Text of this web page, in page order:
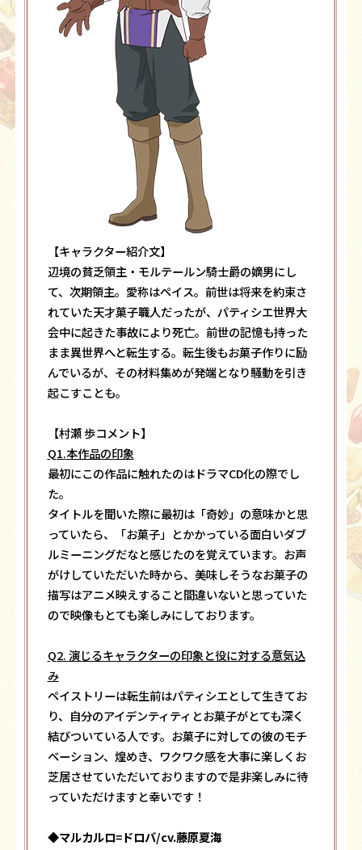
【キャラクター紹介文】
辺境の貧乏領主・モルテールン騎士爵の嫡男にし
て、次期領主。愛称はペイス。前世は将来を約束さ
れていた天才菓子職人だったが、パティシエ世界大
会中に起きた事故により死亡。前世の記憶も持った
まま異世界へと転生する。転生後もお菓子作りに励
んでいるが、その材料集めが発端となり騒動を引き
起こすことも。
【村瀬 歩コメント】
Q1.本作品の印象
最初にこの作品に触れたのはドラマCD化の際でし
た。
タイトルを聞いた際に最初は「奇妙」の意味かと思
っていたら、「お菓子」とかかっている面白いダブ
ルミーニングだなと感じたのを覚えています。お声
がけしていただいた時から、美味しそうなお菓子の
描写はアニメ映えすること間違いないと思っていた
ので映像もとても楽しみにしております。
Q2.演じるキャラクターの印象と役に対する意気込
み
ペイストリーは転生前はパティシエとして生きてお
り、自分のアイデンティティとお菓子がとても深く
結びついている人です。お菓子に対しての彼のモチ
ベーション、煌めき、ワクワク感を大事に楽しくお
芝居させていただいておりますので是非楽しみに待
っていただけますと幸いです！
◆マルカルロ=ドロバ/cv.藤原夏海